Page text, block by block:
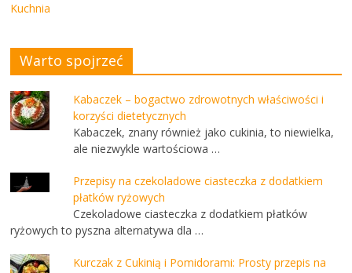
Kuchnia
Warto spojrzeć
Kabaczek – bogactwo zdrowotnych właściwości i
korzyści dietetycznych
Kabaczek, znany również jako cukinia, to niewielka,
ale niezwykle wartościowa …
Przepisy na czekoladowe ciasteczka z dodatkiem
płatków ryżowych
Czekoladowe ciasteczka z dodatkiem płatków
ryżowych to pyszna alternatywa dla …
Kurczak z Cukinią i Pomidorami: Prosty przepis na